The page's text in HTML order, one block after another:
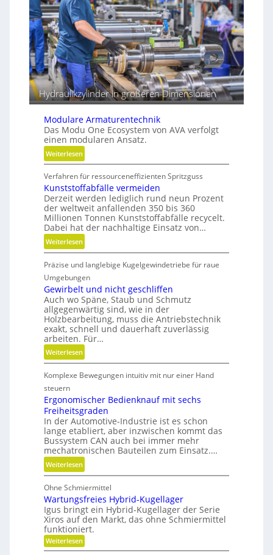
e
s
s
e
r
e
i
b
e
r
Hydraulikzylinder in größeren Dimensionen
Modulare Armaturentechnik
Das Modu One Ecosystem von AVA verfolgt
einen modularen Ansatz.
Weiterlesen:
M
o
d
u
l
r
e
r
m
a
t
u
r
e
n
t
e
h
n
i
k
Verfahren für ressourceneffizienten Spritzguss
Kunststoffabfälle vermeiden
Derzeit werden lediglich rund neun Prozent
der weltweit anfallenden 350 bis 360
Millionen Tonnen Kunststoffabfälle recycelt.
Dabei hat der nachhaltige Einsatz von…
Weiterlesen:
K
u
n
s
t
s
t
o
f
f
b
ä
l
l
e
v
r
m
e
i
d
e
n
Präzise und langlebige Kugelgewindetriebe für raue
Umgebungen
Gewirbelt und nicht geschliffen
Auch wo Späne, Staub und Schmutz
allgegenwärtig sind, wie in der
Holzbearbeitung, muss die Antriebstechnik
exakt, schnell und dauerhaft zuverlässig
arbeiten. Für…
Weiterlesen:
G
e
i
r
b
e
l
t
u
n
d
n
i
c
h
t
Komplexe Bewegungen intuitiv mit nur einer Hand
steuern
Ergonomischer Bedienknauf mit sechs
Freiheitsgraden
In der Automotive-Industrie ist es schon
lange etabliert, aber inzwischen kommt das
Bussystem CAN auch bei immer mehr
mechatronischen Bauteilen zum Einsatz.…
Weiterlesen:
E
r
g
o
n
o
m
Ohne Schmiermittel
Wartungsfreies Hybrid-Kugellager
Igus bringt ein Hybrid-Kugellager der Serie
Xiros auf den Markt, das ohne Schmiermittel
funktioniert.
Weiterlesen:
W